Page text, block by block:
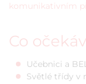
komunikativním
Co
Učebnici a
Světlé třídy v